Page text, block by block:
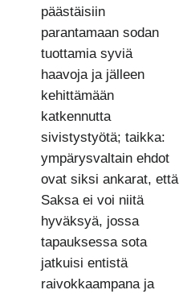
päästäisiin
parantamaan sodan
tuottamia syviä
haavoja ja jälleen
kehittämään
katkennutta
sivistystyötä; taikka:
ympärysvaltain ehdot
ovat siksi ankarat, että
Saksa ei voi niitä
hyväksyä, jossa
tapauksessa sota
jatkuisi entistä
raivokkaampana ja